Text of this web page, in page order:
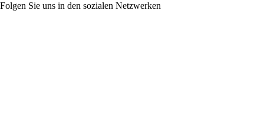
Folgen Sie uns in den sozialen Netzwerken